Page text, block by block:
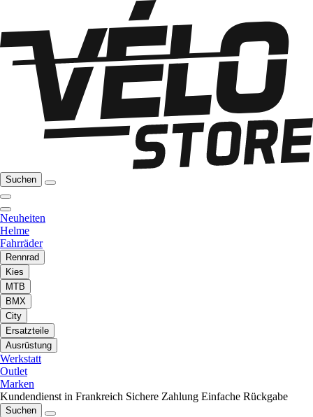
Suchen
Neuheiten
Helme
Fahrräder
Rennrad
Kies
MTB
BMX
City
Ersatzteile
Ausrüstung
Werkstatt
Outlet
Marken
Kundendienst in Frankreich Sichere Zahlung Einfache Rückgabe
Suchen